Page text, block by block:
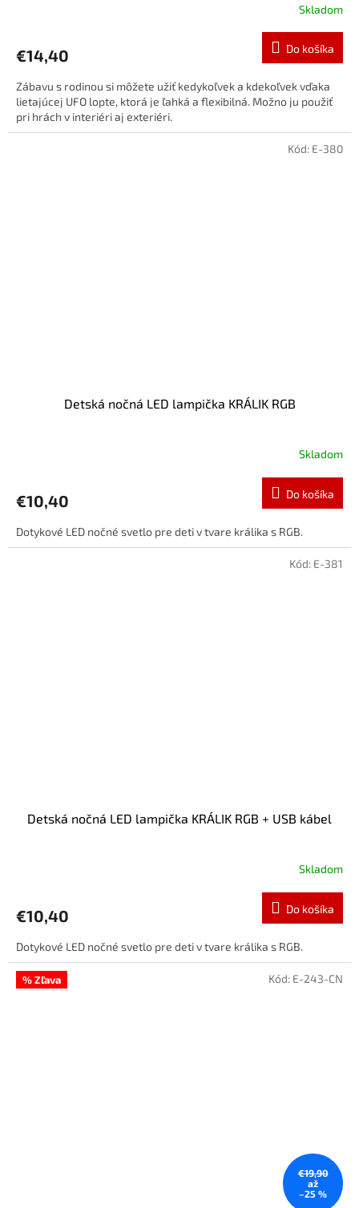
Skladom
€14,40 Do košíka
Zábavu s rodinou si môžete užiť kedykoľvek a kdekoľvek vďaka
lietajúcej UFO lopte, ktorá je ľahká a flexibilná. Možno ju použiť
pri hrách v interiéri aj exteriéri.
Detská nočná LED lampička KRÁLIK RGB
Skladom
€10,40 Do košíka
Dotykové LED nočné svetlo pre deti v tvare králika s RGB.
Kód: E-380
Detská nočná LED lampička KRÁLIK RGB + USB kábel
Skladom
€10,40 Do košíka
Dotykové LED nočné svetlo pre deti v tvare králika s RGB.
Kód: E-381
% Zľava
€19,90
až
–25 %
Kód: E-243-CN